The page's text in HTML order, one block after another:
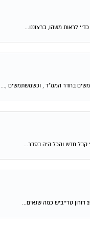
בחדר הממ"ד , וכשמשתמשים ,...